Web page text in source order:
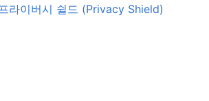
라이버시 쉴드 (Privacy Shield)